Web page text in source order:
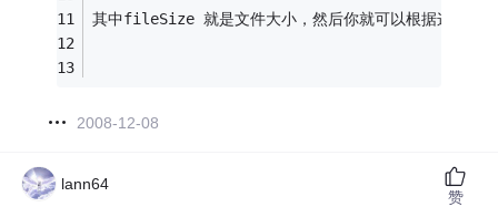
其中fileSize 就是文件大小，然后你就可以根据这个大
2008-12-08
lann64
赞